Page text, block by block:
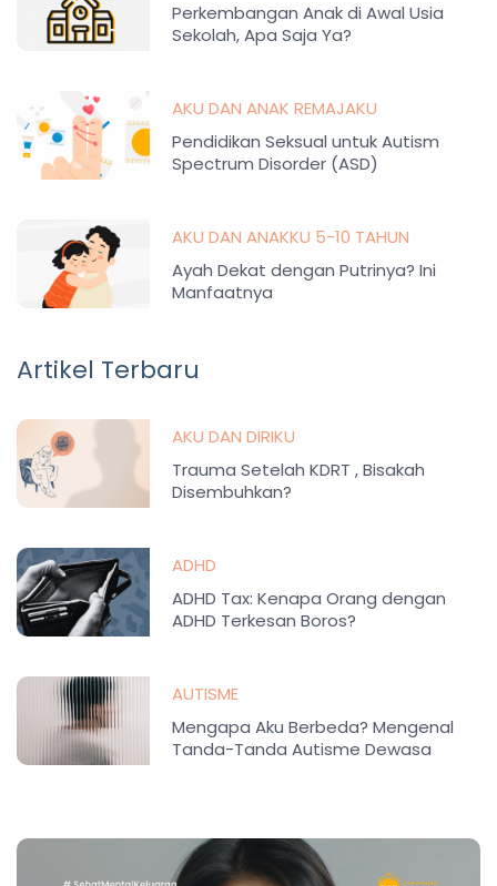
Perkembangan Anak di Awal Usia
Sekolah, Apa Saja Ya?
AKU DAN ANAK REMAJAKU
Pendidikan Seksual untuk Autism
Spectrum Disorder (ASD)
AKU DAN ANAKKU 5-10 TAHUN
Ayah Dekat dengan Putrinya? Ini
Manfaatnya
Artikel Terbaru
AKU DAN DIRIKU
Trauma Setelah KDRT , Bisakah
Disembuhkan?
ADHD
ADHD Tax: Kenapa Orang dengan
ADHD Terkesan Boros?
AUTISME
Mengapa Aku Berbeda? Mengenal
Tanda-Tanda Autisme Dewasa